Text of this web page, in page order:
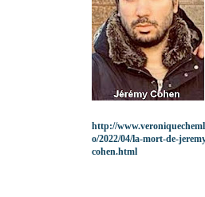
http://
o/2022/04/la-mort-de-
cohen.html